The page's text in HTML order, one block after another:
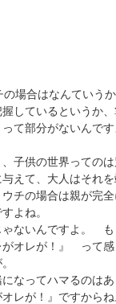
場合はなんていう
しているというか
て部分がないんで
子供の世界っての
えて、大人はそれ
チの場合は親が完
よね。
ゃないんですよ。 も
オレが！』 って感
なってハマるのは
レが！』ですから